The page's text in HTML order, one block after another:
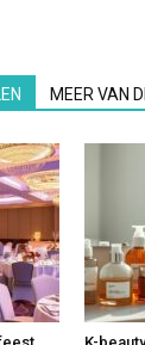
MEER VAN